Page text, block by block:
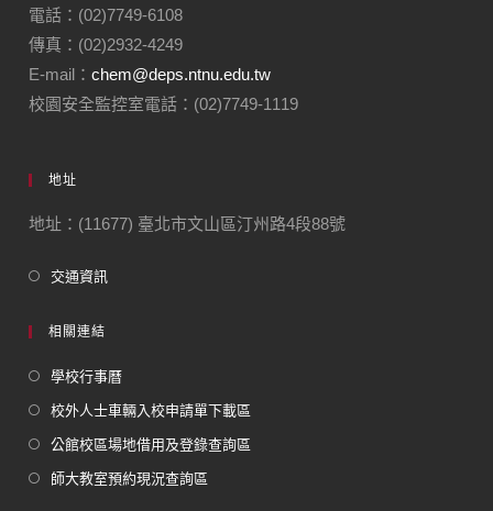
電話：(02)7749-6108
傳真：(02)2932-4249
E-mail：chem@deps.ntnu.edu.tw
校園安全監控室電話：(02)7749-1119
地址
地址：(11677) 臺北市文山區汀州路4段88號
交通資訊
相關連結
學校行事曆
校外人士車輛入校申請單下載區
公館校區場地借用及登錄查詢區
師大教室預約現況查詢區